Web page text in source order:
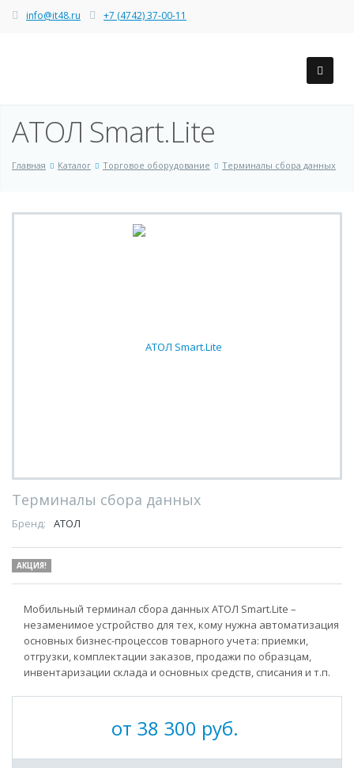
info@it48.ru +7 (4742) 37-00-11
AТОЛ Smart.Lite
Главная Каталог Торговое оборудование Терминалы сбора данных
Терминалы сбора данных
Бренд: АТОЛ
АКЦИЯ!
Мобильный терминал сбора данных АТОЛ Smart.Lite –
незаменимое устройство для тех, кому нужна автоматизация
основных бизнес-процессов товарного учета: приемки,
отгрузки, комплектации заказов, продажи по образцам,
инвентаризации склада и основных средств, списания и т.п.
от 38 300 руб.